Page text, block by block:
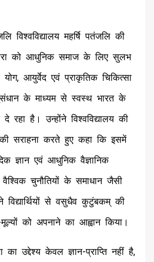
विश्वविद्यालय महर्षि पतंजलि की
को आधुनिक समाज के लिए सुलभ
योग, आयुर्वेद एवं प्राकृतिक चिकित्सा
के माध्यम से स्वस्थ भारत के
दे रहा है। उन्होंने विश्वविद्यालय की
की सराहना करते हुए कहा कि इसमें
ज्ञान एवं आधुनिक वैज्ञानिक
चुनौतियों के समाधान जैसी
विद्यार्थियों से वसुधैव कुटुंबकम् की
को अपनाने का आह्वान किया।
का उद्देश्य केवल ज्ञान-प्राप्ति नहीं है,